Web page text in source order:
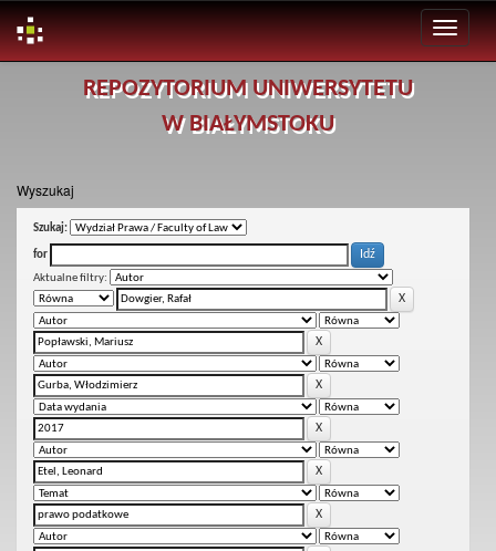
REPOZYTORIUM UNIWERSYTETU
W BIAŁYMSTOKU
Wyszukaj
Szukaj:
for
Aktualne filtry: